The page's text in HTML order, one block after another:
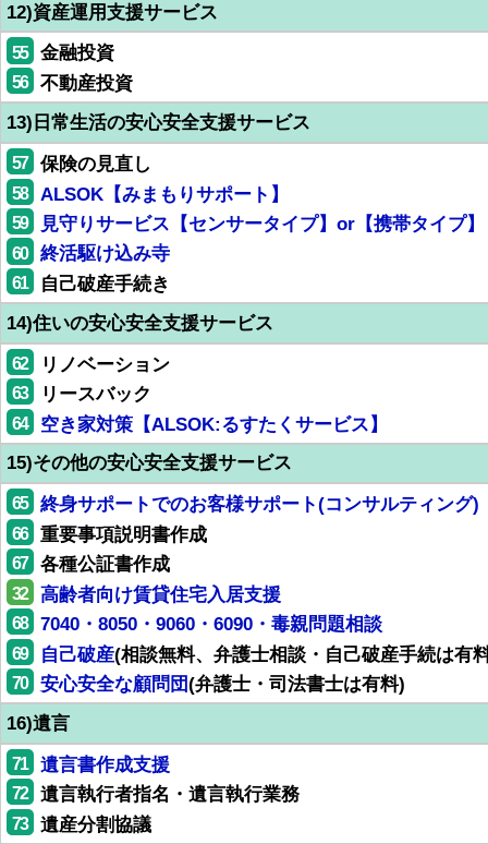
12)資産運用支援サービス
55 金融投資
56
不動産投資
13)日常生活の安心安全支援サービス
57 保険の見直し
58 ALSOK【みまもりサポート】
59 見守りサービス【センサータイプ】or【携帯タイプ】
60 終活駆け込み寺
61
自己破産手続き
14)住いの安心安全支援サービス
62 リノベーション
63 リースバック
64
空き家対策【ALSOK:るすたくサービス】
15)その他の安心安全支援サービス
65 終身サポートでのお客様サポート(コンサルティング)
66 重要事項説明書作成
67 各種公証書作成
32 高齢者向け賃貸住宅入居支援
68 7040・8050・9060・6090・毒親問題相談
69 自己破産(相談無料、弁護士相談・自己破産手続は有
70 安心安全な顧問団(弁護士・司法書士は有料)
16)遺言
71 遺言書作成支援
72 遺言執行者指名・遺言執行業務
73
遺産分割協議